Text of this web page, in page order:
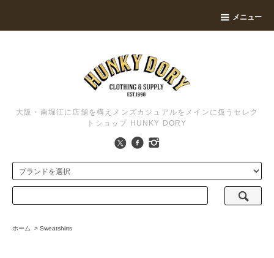
メニュー
大阪・南堀江に店舗を構えメンズカジュアルをメインに扱うセレク
トショップ HUNKY DORY
ホーム > Sweatshirts